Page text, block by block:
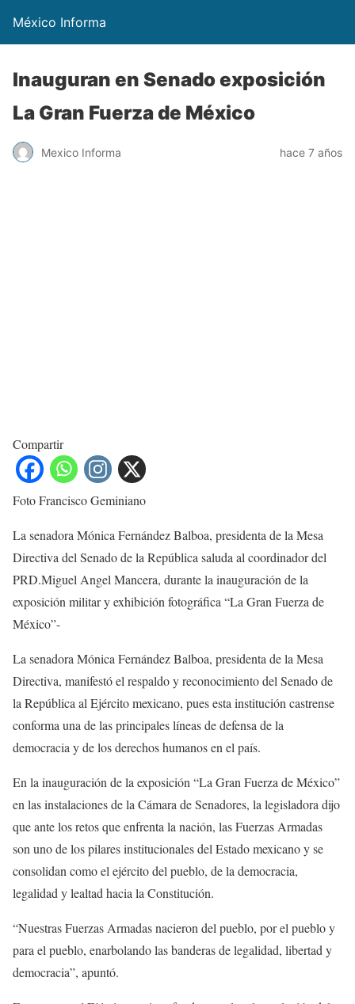
México Informa
Inauguran en Senado exposición
La Gran Fuerza de México
Mexico Informa hace 7 años
Compartir
Foto Francisco Geminiano
La senadora Mónica Fernández Balboa, presidenta de la Mesa
Directiva del Senado de la República saluda al coordinador del
PRD.Miguel Angel Mancera, durante la inauguración de la
exposición militar y exhibición fotográfica “La Gran Fuerza de
México”-
La senadora Mónica Fernández Balboa, presidenta de la Mesa
Directiva, manifestó el respaldo y reconocimiento del Senado de
la República al Ejército mexicano, pues esta institución castrense
conforma una de las principales líneas de defensa de la
democracia y de los derechos humanos en el país.
En la inauguración de la exposición “La Gran Fuerza de México”
en las instalaciones de la Cámara de Senadores, la legisladora dijo
que ante los retos que enfrenta la nación, las Fuerzas Armadas
son uno de los pilares institucionales del Estado mexicano y se
consolidan como el ejército del pueblo, de la democracia,
legalidad y lealtad hacia la Constitución.
“Nuestras Fuerzas Armadas nacieron del pueblo, por el pueblo y
para el pueblo, enarbolando las banderas de legalidad, libertad y
democracia”, apuntó.